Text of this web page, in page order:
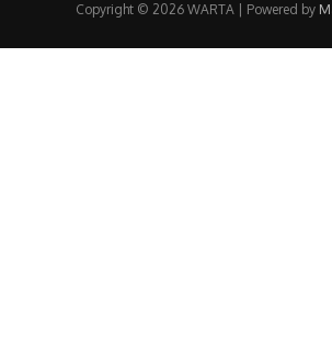
Copyright © 2026 WARTA | Powered by